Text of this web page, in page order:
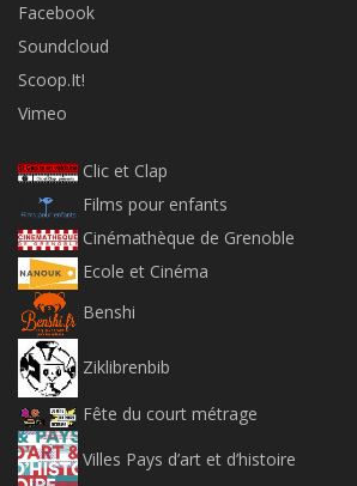
Facebook
Soundcloud
Scoop.It!
Vimeo
Clic et Clap
Films pour enfants
Cinémathèque de Grenoble
Ecole et Cinéma
Benshi
Ziklibrenbib
Fête du court métrage
Villes Pays d’art et d’histoire